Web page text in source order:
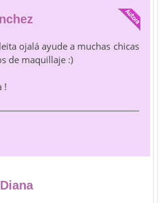
ojalá ayude a muchas chicas
de maquillaje :)
!